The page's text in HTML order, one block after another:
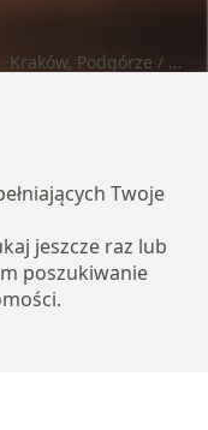
Kraków, Podgórze / Rybitwy
Twoje
jeszcze raz lub
poszukiwanie